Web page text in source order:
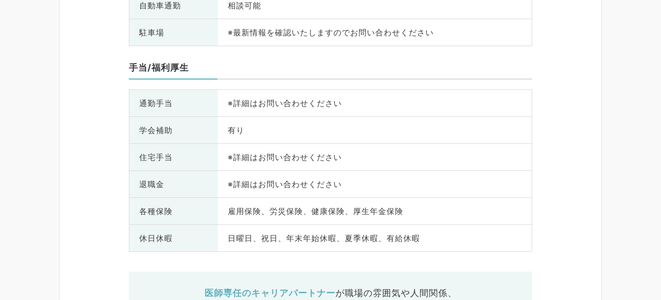
自動車通勤 相談可能
駐車場 ※最新情報を確認いたしますのでお問い合わせください
手当/福利厚生
通勤手当 ※詳細はお問い合わせください
学会補助 有り
住宅手当 ※詳細はお問い合わせください
退職金 ※詳細はお問い合わせください
各種保険 雇用保険、労災保険、健康保険、厚生年金保険
休日休暇 日曜日、祝日、年末年始休暇、夏季休暇、有給休暇
医師専任のキャリアパートナーが職場の雰囲気や人間関係、